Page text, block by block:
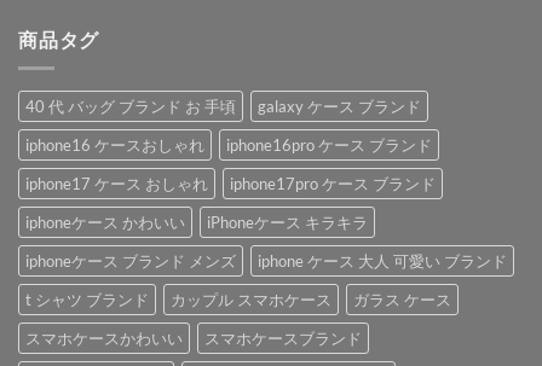
商品タグ
40 代 バッグ ブランド お 手頃
galaxy ケース ブランド
iphone16 ケースおしゃれ
iphone16pro ケース ブランド
iphone17 ケース おしゃれ
iphone17pro ケース ブランド
iphoneケース かわいい
iPhoneケース キラキラ
iphoneケース ブランド メンズ
iphone ケース 大人 可愛い ブランド
t シャツ ブランド
カップル スマホケース
ガラス ケース
スマホケースかわいい
スマホケースブランド